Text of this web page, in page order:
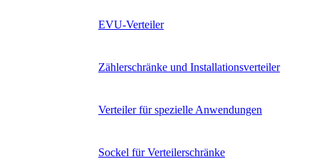
EVU-Verteiler
Zählerschränke und Installationsverteiler
Verteiler für spezielle Anwendungen
Sockel für Verteilerschränke